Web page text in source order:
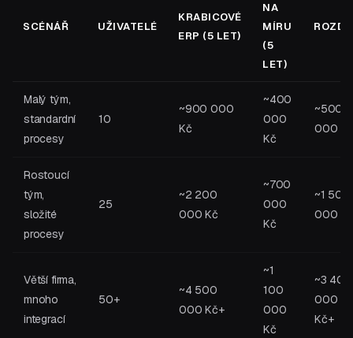
SCÉNÁŘ UŽIVATELÉ
KRABICOVÉ
ERP (5 LET)
NA
MÍRU
(5
LET)
Malý tým,
standardní
procesy
10
~900 000
Kč
~400
000
Kč
~500
000 Kč
Rostoucí
tým,
složité
procesy
25
~2 200
000 Kč
~700
000
Kč
~1 500
000 Kč
Větší firma,
mnoho
integrací
50+
~4 500
000 Kč+
~1
100
000
Kč
~3 400
000
Kč+